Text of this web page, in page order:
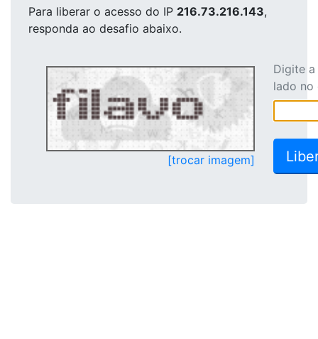
Para liberar o acesso do IP 216.73.216.143,
responda ao desafio abaixo.
[trocar imagem]
Digite
lado no